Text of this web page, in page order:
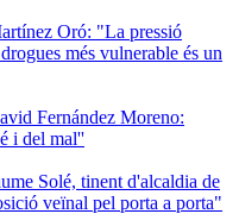
Oró: "La pressió
més vulnerable és un
Fernández Moreno:
i del mal''
Solé, tinent d'alcaldia de
veïnal pel porta a porta"